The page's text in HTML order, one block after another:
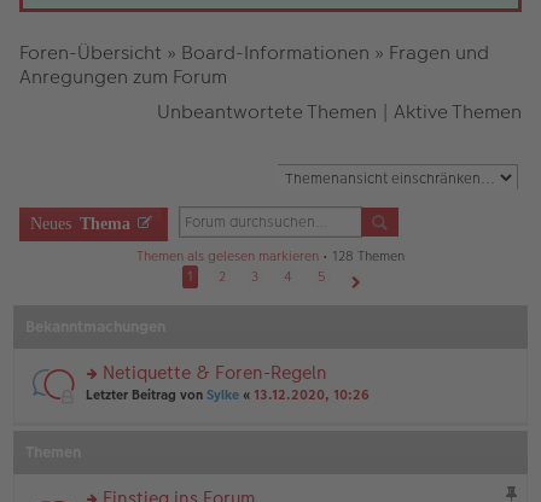
Foren-Übersicht » Board-Informationen » Fragen und
Anregungen zum Forum
Unbeantwortete Themen | Aktive Themen
Neues Thema
Themen als gelesen markieren • 128 Themen
1
2 3 4
5
rs
Netiquette & Foren-Regeln
Letzter Beitrag von Sylke « 13.12.2020, 10:26